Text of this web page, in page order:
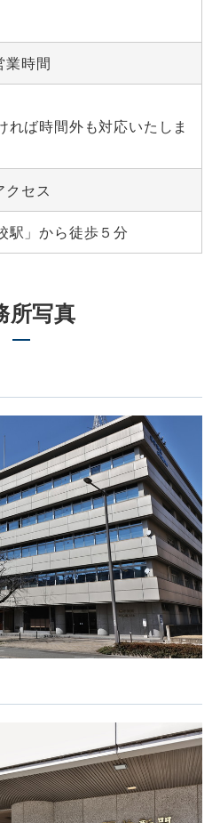
業時間
れば時間外も対応いたしま
クセス
駅」から徒歩５分
所写真